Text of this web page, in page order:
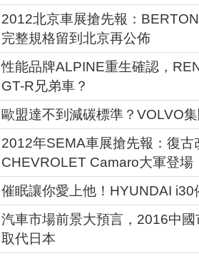
2012北京車展搶先報：
完整規格留到北京再公佈
性能品牌ALPINE重生確認，
GT-R兄弟車？
歐盟達不到減碳標準？VOLVO
2012年SEMA車展搶先報：復
CHEVROLET Camaro大軍登場
催眠讓你愛上他！HYUNDAI i30
汽車市場前景大預言，2016中
取代日本